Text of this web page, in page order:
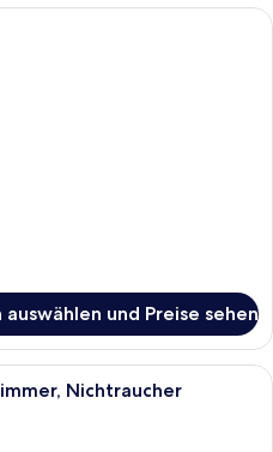
Ein modernes Wohnzimmer mit
auswählen und Preise sehen
Ein Hotelzimmer mit einem großen
Nichtraucher